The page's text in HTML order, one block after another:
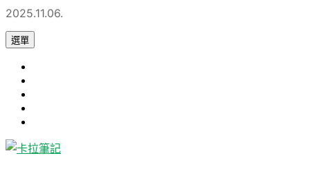
2025.11.06.
選單